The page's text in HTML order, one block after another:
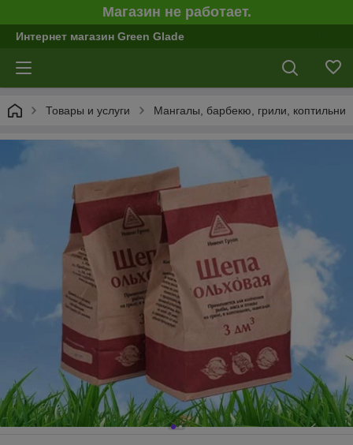
Магазин не работает.
Интернет магазин Green Glade
Товары и услуги Мангалы, барбекю, грили, коптильни